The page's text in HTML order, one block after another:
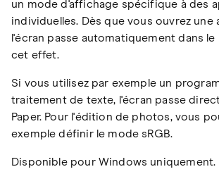
un mode d'affichage spécifique à des
individuelles. Dès que vous ouvrez une
l'écran passe automatiquement dans
cet effet.
Si vous utilisez par exemple un
traitement de texte, l'écran passe
Paper. Pour l'édition de photos, vous
exemple définir le mode sRGB.
Disponible pour Windows uniquement.